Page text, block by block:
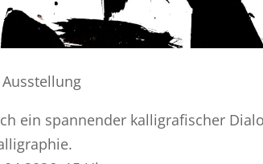
ein spannender kalligrafischer